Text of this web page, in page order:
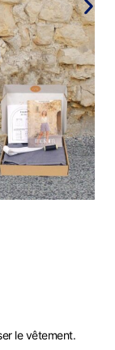
le vêtement.